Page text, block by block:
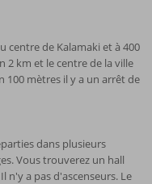
centre de Kalamaki et à 400
2 km et le centre de la ville
100 mètres il y a un arrêt de
dans plusieurs
Vous trouverez un hall
n'y a pas d'ascenseurs. Le